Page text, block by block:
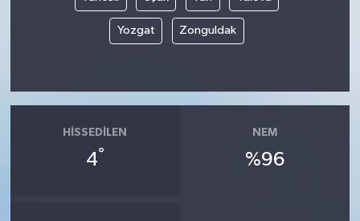
Yozgat Zonguldak
HISSEDILEN
4°
NEM
%96